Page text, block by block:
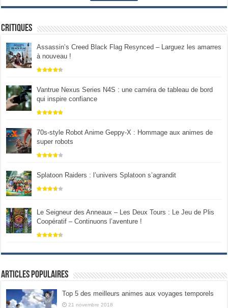
Critiques
Assassin’s Creed Black Flag Resynced – Larguez les amarres
à nouveau !
Vantrue Nexus Series N4S : une caméra de tableau de bord
qui inspire confiance
70s-style Robot Anime Geppy-X : Hommage aux animes de
super robots
Splatoon Raiders : l’univers Splatoon s’agrandit
Le Seigneur des Anneaux – Les Deux Tours : Le Jeu de Plis
Coopératif – Continuons l’aventure !
Articles populaires
Top 5 des meilleurs animes aux voyages temporels
21 novembre 2018